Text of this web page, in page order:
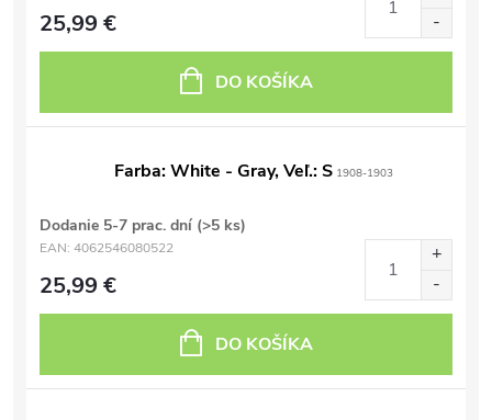
25,99 €
DO KOŠÍKA
Farba: White - Gray, Veľ.: S 1908-1903
Dodanie 5-7 prac. dní (>5 ks)
EAN: 4062546080522
25,99 €
DO KOŠÍKA